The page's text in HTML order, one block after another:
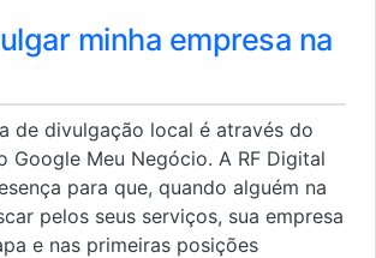
minha empresa na
de divulgação local é através do
Google Meu Negócio. A RF Digital
para que, quando alguém na
pelos seus serviços, sua empresa
e nas primeiras posições